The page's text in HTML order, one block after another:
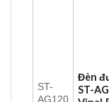
ST-
AG120
Đèn
ST-